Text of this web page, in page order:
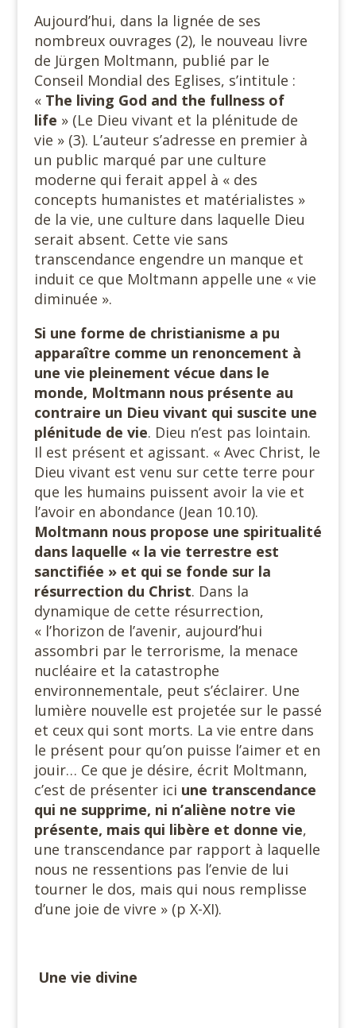
Aujourd’hui, dans la lignée de ses
nombreux ouvrages (2), le nouveau livre
de Jürgen Moltmann, publié par le
Conseil Mondial des Eglises, s’intitule :
« The living God and the fullness of
life » (Le Dieu vivant et la plénitude de
vie » (3). L’auteur s’adresse en premier à
un public marqué par une culture
moderne qui ferait appel à « des
concepts humanistes et matérialistes »
de la vie, une culture dans laquelle Dieu
serait absent. Cette vie sans
transcendance engendre un manque et
induit ce que Moltmann appelle une « vie
diminuée ».
Si une forme de christianisme a pu
apparaître comme un renoncement à
une vie pleinement vécue dans le
monde, Moltmann nous présente au
contraire un Dieu vivant qui suscite une
plénitude de vie. Dieu n’est pas lointain.
Il est présent et agissant. « Avec Christ, le
Dieu vivant est venu sur cette terre pour
que les humains puissent avoir la vie et
l’avoir en abondance (Jean 10.10).
Moltmann nous propose une spiritualité
dans laquelle « la vie terrestre est
sanctifiée » et qui se fonde sur la
résurrection du Christ. Dans la
dynamique de cette résurrection,
« l’horizon de l’avenir, aujourd’hui
assombri par le terrorisme, la menace
nucléaire et la catastrophe
environnementale, peut s’éclairer. Une
lumière nouvelle est projetée sur le passé
et ceux qui sont morts. La vie entre dans
le présent pour qu’on puisse l’aimer et en
jouir… Ce que je désire, écrit Moltmann,
c’est de présenter ici une transcendance
qui ne supprime, ni n’aliène notre vie
présente, mais qui libère et donne vie,
une transcendance par rapport à laquelle
nous ne ressentions pas l’envie de lui
tourner le dos, mais qui nous remplisse
d’une joie de vivre » (p X-XI).
Une vie divine